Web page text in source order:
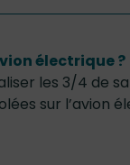
électrique ?
les 3/4 de
sur